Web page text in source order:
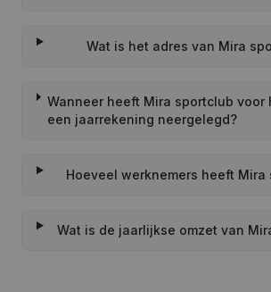
Wat is het adres van Mira
Wanneer heeft Mira sportclub voor
een jaarrekening neergelegd?
Hoeveel werknemers heeft Mira
Wat is de jaarlijkse omzet van